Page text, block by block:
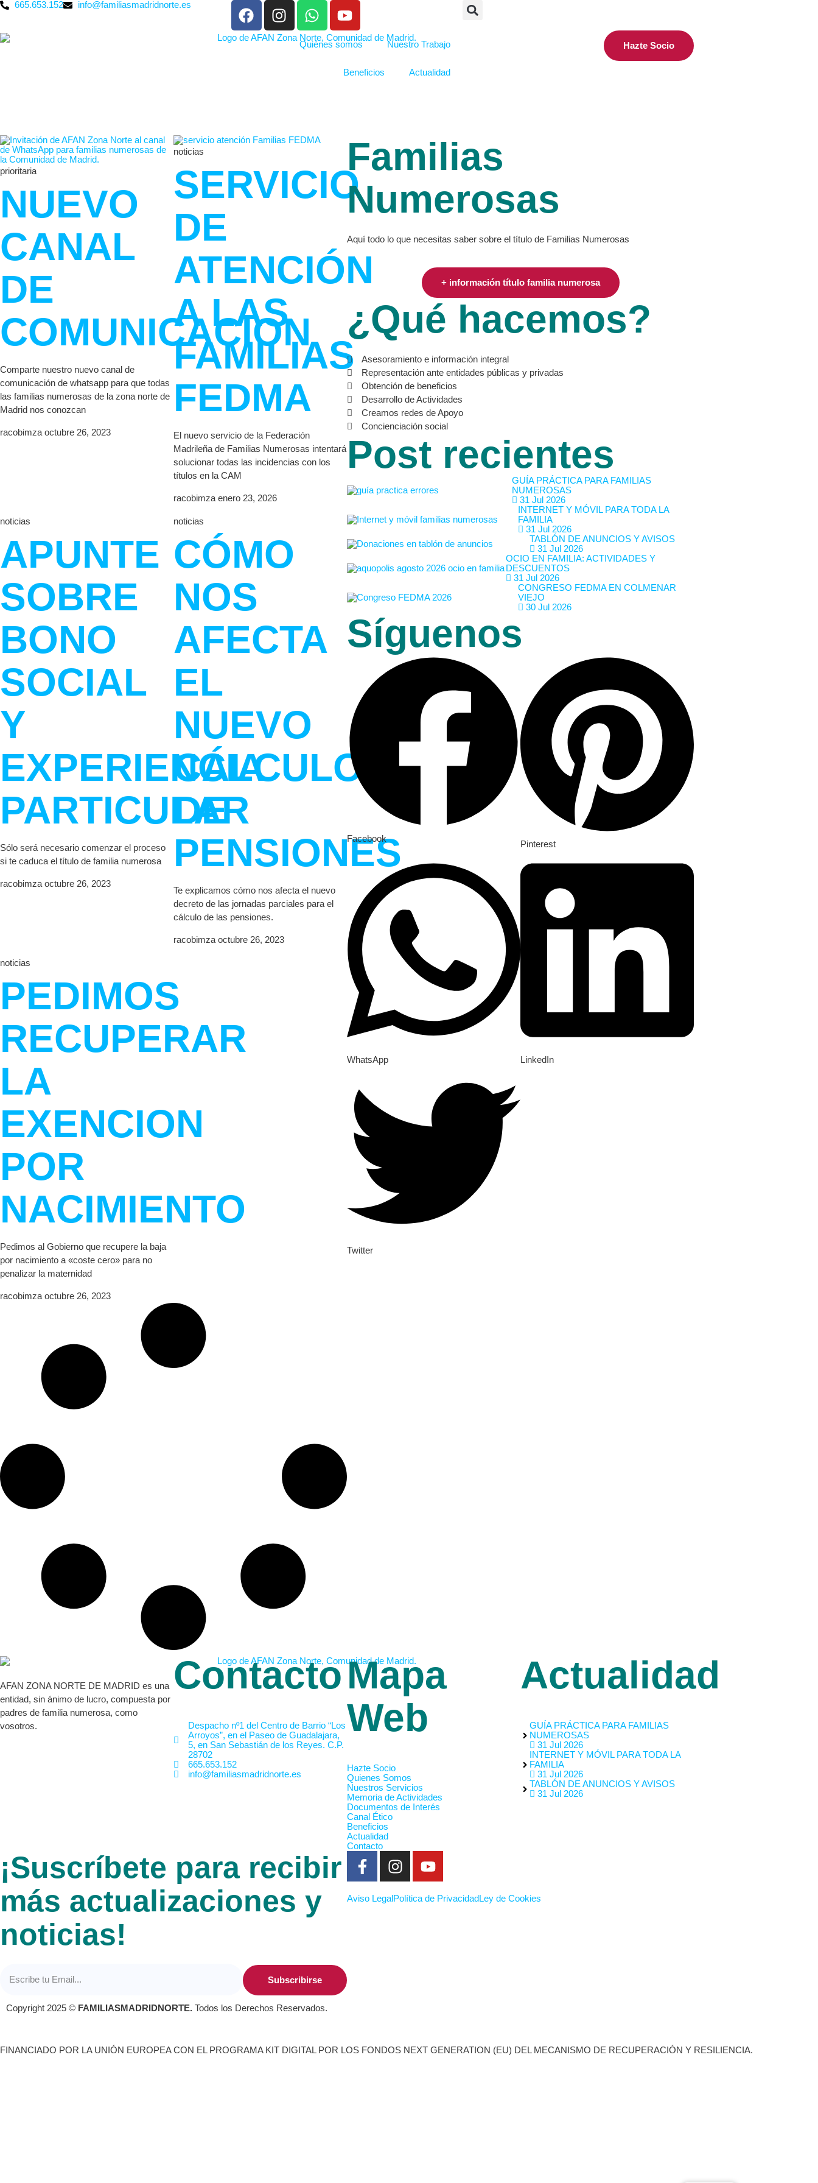
665.653.152 info@familiasmadridnorte.es
Quiénes somos Nuestro Trabajo
Beneficios Actualidad
Hazte Socio
prioritaria
NUEVO
CANAL
DE
COMUNICACION
Comparte nuestro nuevo canal de
comunicación de whatsapp para que todas
las familias numerosas de la zona norte de
Madrid nos conozcan
racobimza octubre 26, 2023
noticias
SERVICIO
DE
ATENCIÓN
A LAS
FAMILIAS
FEDMA
El nuevo servicio de la Federación
Madrileña de Familias Numerosas intentará
solucionar todas las incidencias con los
títulos en la CAM
racobimza enero 23, 2026
noticias
APUNTE
SOBRE
BONO
SOCIAL
Y
EXPERIENCIA
PARTICULAR
Sólo será necesario comenzar el proceso
si te caduca el título de familia numerosa
racobimza octubre 26, 2023
noticias
CÓMO
NOS
AFECTA
EL
NUEVO
CÁLCULO
DE
PENSIONES
Te explicamos cómo nos afecta el nuevo
decreto de las jornadas parciales para el
cálculo de las pensiones.
racobimza octubre 26, 2023
noticias
PEDIMOS
RECUPERAR
LA
EXENCION
POR
NACIMIENTO
Pedimos al Gobierno que recupere la baja
por nacimiento a «coste cero» para no
penalizar la maternidad
racobimza octubre 26, 2023
Familias
Numerosas
Aquí todo lo que necesitas saber sobre el título de Familias Numerosas
+ información título familia numerosa
¿Qué hacemos?
Asesoramiento e información integral
Representación ante entidades públicas y privadas
Obtención de beneficios
Desarrollo de Actividades
Creamos redes de Apoyo
Concienciación social
Post recientes
GUÍA PRÁCTICA PARA FAMILIAS
NUMEROSAS
31 Jul 2026
INTERNET Y MÓVIL PARA TODA LA
FAMILIA
31 Jul 2026
TABLÓN DE ANUNCIOS Y AVISOS
31 Jul 2026
OCIO EN FAMILIA: ACTIVIDADES Y
DESCUENTOS
31 Jul 2026
CONGRESO FEDMA EN COLMENAR
VIEJO
30 Jul 2026
Síguenos
Facebook
Pinterest
WhatsApp LinkedIn
Twitter
AFAN ZONA NORTE DE MADRID es una
entidad, sin ánimo de lucro, compuesta por
padres de familia numerosa, como
vosotros.
Contacto
Despacho nº1 del Centro de Barrio “Los
Arroyos”, en el Paseo de Guadalajara,
5, en San Sebastián de los Reyes. C.P.
28702
665.653.152
info@familiasmadridnorte.es
Mapa
Web
Hazte Socio
Quienes Somos
Nuestros Servicios
Memoria de Actividades
Documentos de Interés
Canal Ético
Beneficios
Actualidad
Contacto
Actualidad
GUÍA PRÁCTICA PARA FAMILIAS
NUMEROSAS
31 Jul 2026
INTERNET Y MÓVIL PARA TODA LA
FAMILIA
31 Jul 2026
TABLÓN DE ANUNCIOS Y AVISOS
31 Jul 2026
¡Suscríbete para recibir
más actualizaciones y
noticias!
Subscribirse
Aviso LegalPolítica de PrivacidadLey de Cookies
Copyright 2025 © FAMILIASMADRIDNORTE. Todos los Derechos Reservados.
FINANCIADO POR LA UNIÓN EUROPEA CON EL PROGRAMA KIT DIGITAL POR LOS FONDOS NEXT GENERATION (EU) DEL MECANISMO DE RECUPERACIÓN Y RESILIENCIA.